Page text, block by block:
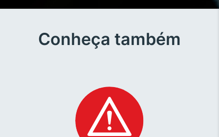
Conheça também